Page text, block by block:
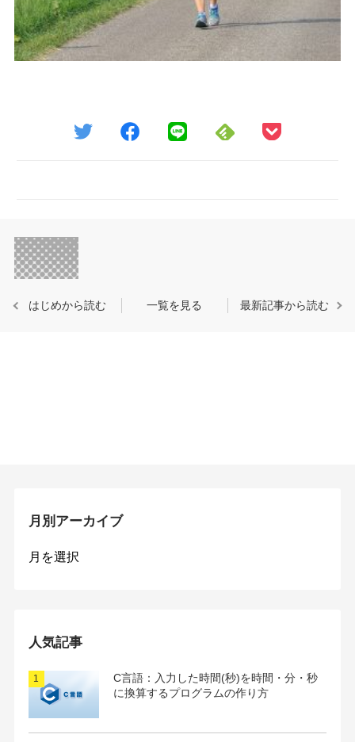
はじめから読む 一覧を見る 最新記事から読む
月別アーカイブ
月
イ
人気記事
C言語：入力した時間(秒)を時間・分・秒
に換算するプログラムの作り方